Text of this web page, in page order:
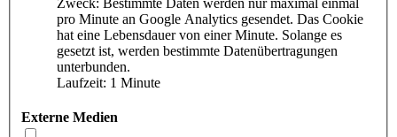
Zweck: Bestimmte Daten werden nur maximal einmal
pro Minute an Google Analytics gesendet. Das Cookie
hat eine Lebensdauer von einer Minute. Solange es
gesetzt ist, werden bestimmte Datenübertragungen
unterbunden.
Laufzeit: 1 Minute
Externe Medien